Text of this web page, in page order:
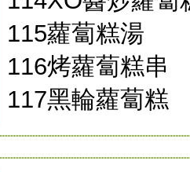
115蘿蔔糕湯
116烤蘿蔔糕串
117黑輪蘿蔔糕